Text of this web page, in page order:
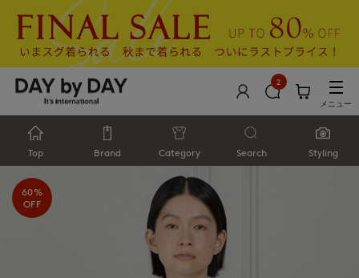
2
メニュー
Top Brand Category Search Styling
60%
OFF